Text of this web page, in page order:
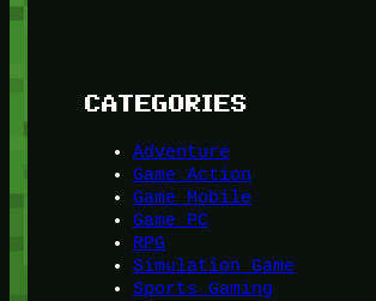
CATEGORIES
Adventure
Game Action
Game Mobile
Game PC
RPG
Simulation Game
Sports Gaming